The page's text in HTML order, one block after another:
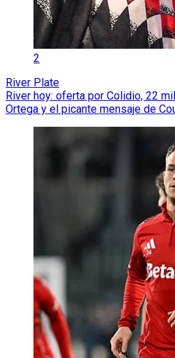
2
River Plate
River hoy: oferta por Colidio, 22
Ortega y el picante mensaje de